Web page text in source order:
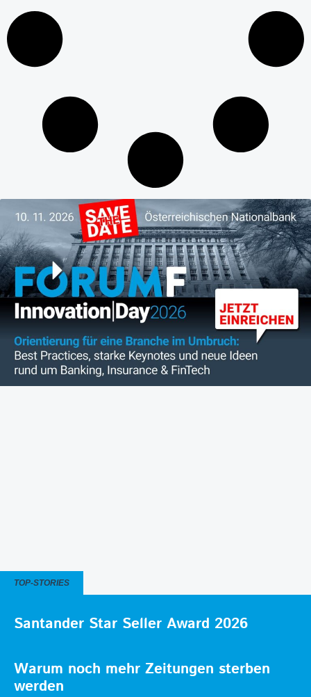
TOP-STORIES
Santander Star Seller Award 2026
Warum noch mehr Zeitungen sterben
werden